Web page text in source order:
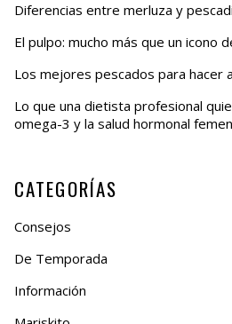
Diferencias entre merluza y
El pulpo: mucho más que un icono
Los mejores pescados para hacer
Lo que una dietista profesional
omega-3 y la salud hormonal
CATEGORÍAS
Consejos
De Temporada
Información